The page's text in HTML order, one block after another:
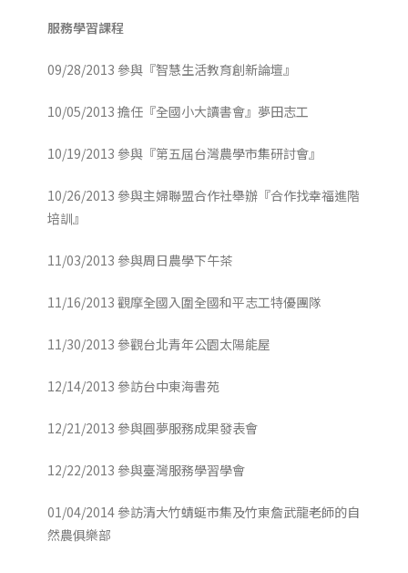
服務學習課程
09/28/2013 參與『智慧生活教育創新論壇』
10/05/2013 擔任『全國小大讀書會』夢田志工
10/19/2013 參與『第五屆台灣農學市集研討會』
10/26/2013 參與主婦聯盟合作社舉辦『合作找幸福進階
培訓』
11/03/2013 參與周日農學下午茶
11/16/2013 觀摩全國入圍全國和平志工特優團隊
11/30/2013 參觀台北青年公園太陽能屋
12/14/2013 參訪台中東海書苑
12/21/2013 參與圓夢服務成果發表會
12/22/2013 參與臺灣服務學習學會
01/04/2014 參訪清大竹蜻蜓市集及竹東詹武龍老師的自
然農俱樂部